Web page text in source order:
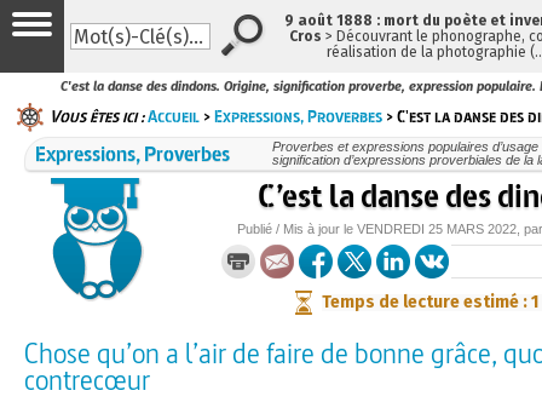
C'est la danse des dindons. Origine, signification proverbe, expression
Vous êtes ici :Accueil >Expressions, Proverbes > C'est la danse des
Expressions, Proverbes
Proverbes et expressions populaires
signification d’expressions proverbiales de la
C’est la danse des
Publié / Mis à jour le VENDREDI 25 MARS 2022,
Temps de lecture estimé : 1
Chose qu’on a l’air de faire de bonne grâce,
contrecœur
9 août 1888 : mort du poète et
Cros > Découvrant le phonographe,
réalisation de la photographie